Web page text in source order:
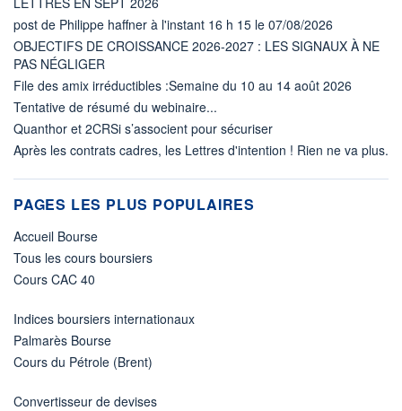
post de Philippe haffner à l'instant 16 h 15 le 07/08/2026
OBJECTIFS DE CROISSANCE 2026-2027 : LES SIGNAUX À NE
PAS NÉGLIGER
File des amix irréductibles :Semaine du 10 au 14 août 2026
Tentative de résumé du webinaire...
Quanthor et 2CRSi s’associent pour sécuriser
Après les contrats cadres, les Lettres d'intention ! Rien ne va plus.
PAGES LES PLUS POPULAIRES
Accueil Bourse
Tous les cours boursiers
Cours CAC 40
Indices boursiers internationaux
Palmarès Bourse
Cours du Pétrole (Brent)
Convertisseur de devises